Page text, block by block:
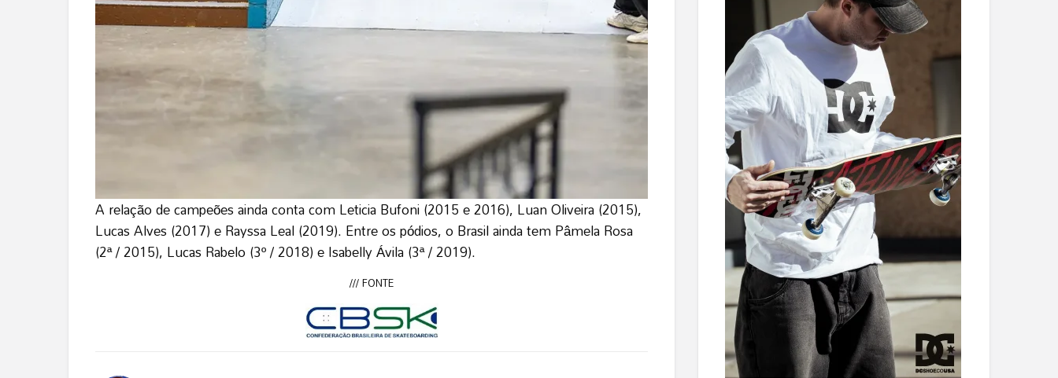
A relação de campeões ainda conta com Leticia Bufoni (2015 e 2016), Luan Oliveira (2015),
Lucas Alves (2017) e Rayssa Leal (2019). Entre os pódios, o Brasil ainda tem Pâmela Rosa
(2ª / 2015), Lucas Rabelo (3º / 2018) e Isabelly Ávila (3ª / 2019).
/// FONTE